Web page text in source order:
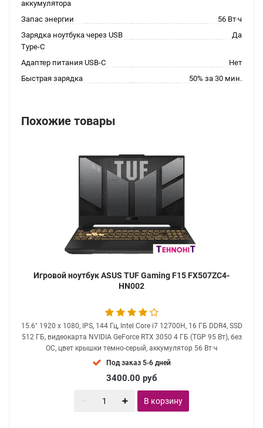
аккумулятора
Запас энергии
56 Вт·ч
Зарядка ноутбука через USB
Type-C
Да
Адаптер питания USB-C
Нет
Быстрая зарядка
50% за 30 мин.
Похожие товары
Игровой ноутбук ASUS TUF Gaming F15 FX507ZC4-
HN002
15.6" 1920 x 1080, IPS, 144 Гц, Intel Core i7 12700H, 16 ГБ DDR4, SSD
512 ГБ, видеокарта NVIDIA GeForce RTX 3050 4 ГБ (TGP 95 Вт), без
ОС, цвет крышки темно-серый, аккумулятор 56 Вт·ч
Под заказ 5-6 дней
3400.00 руб
В корзину